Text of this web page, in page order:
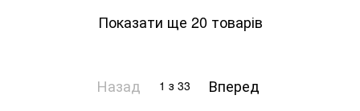
Показати ще 20 товарів
Назад 1 з 33 Вперед